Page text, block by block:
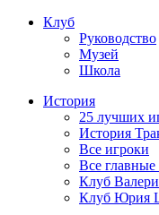
Клуб
Руководство
Музей
Школа
История
25 лучших
История
Все игроки
Все
Клуб
Клуб Юрия